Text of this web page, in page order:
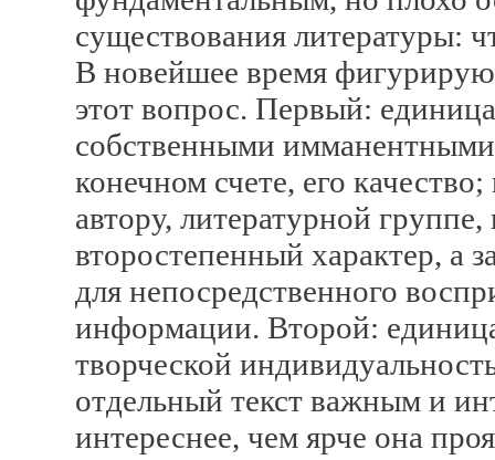
существования литературы:
В новейшее время
этот вопрос. Первый:
собственными
конечном счете, его
автору, литературной
второстепенный характер, а
для непосредственного
информации. Второй:
творческой
отдельный текст важным и
интереснее, чем ярче она